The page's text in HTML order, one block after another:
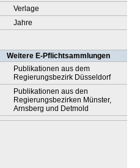
Verlage
Jahre
Weitere E-Pflichtsammlungen
Publikationen aus dem
Regierungsbezirk Düsseldorf
Publikationen aus den
Regierungsbezirken Münster,
Arnsberg und Detmold